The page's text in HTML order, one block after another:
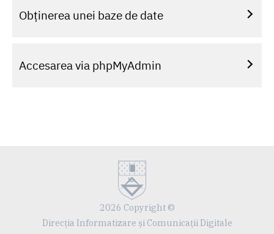
Obținerea unei baze de date
Accesarea via phpMyAdmin
2026 Copyright ©
Direcția Informatizare și Comunicații Digitale